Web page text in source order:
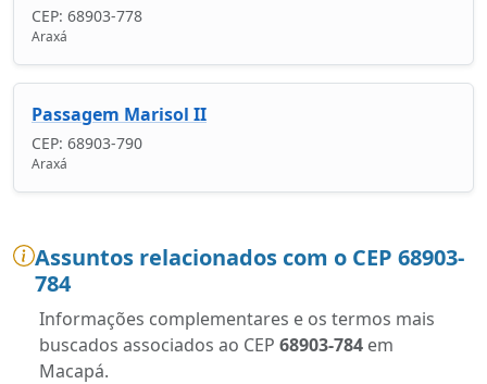
CEP: 68903-778
Araxá
Passagem Marisol II
CEP: 68903-790
Araxá
Assuntos relacionados com o CEP 68903-
784
Informações complementares e os termos mais
buscados associados ao CEP 68903-784 em
Macapá.